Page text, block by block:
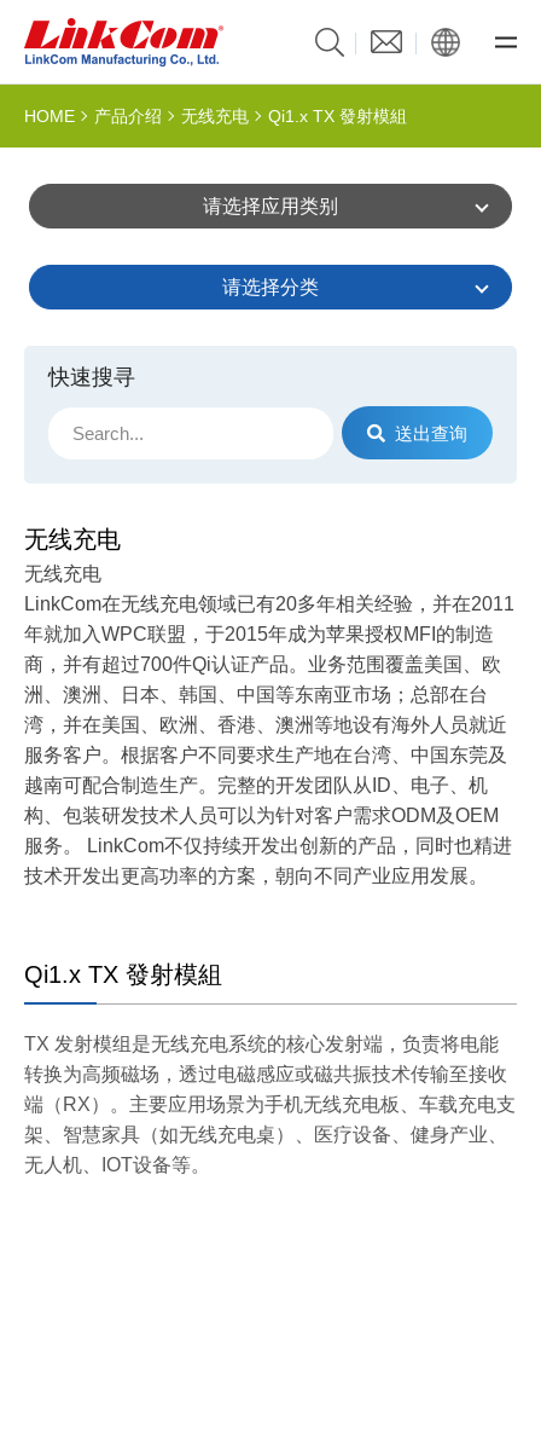
HOME 产品介绍 无线充电 Qi1.x TX 發射模組
请选择应用类别
请选择分类
快速搜寻
送出查询
无线充电
无线充电
LinkCom在无线充电领域已有20多年相关经验，并在2011
年就加入WPC联盟，于2015年成为苹果授权MFI的制造
商，并有超过700件Qi认证产品。业务范围覆盖美国、欧
洲、澳洲、日本、韩国、中国等东南亚市场；总部在台
湾，并在美国、欧洲、香港、澳洲等地设有海外人员就近
服务客户。根据客户不同要求生产地在台湾、中国东莞及
越南可配合制造生产。完整的开发团队从ID、电子、机
构、包装研发技术人员可以为针对客户需求ODM及OEM
服务。 LinkCom不仅持续开发出创新的产品，同时也精进
技术开发出更高功率的方案，朝向不同产业应用发展。
Qi1.x TX 發射模組
TX 发射模组是无线充电系统的核心发射端，负责将电能
转换为高频磁场，透过电磁感应或磁共振技术传输至接收
端（RX）。主要应用场景为手机无线充电板、车载充电支
架、智慧家具（如无线充电桌）、医疗设备、健身产业、
无人机、IOT设备等。